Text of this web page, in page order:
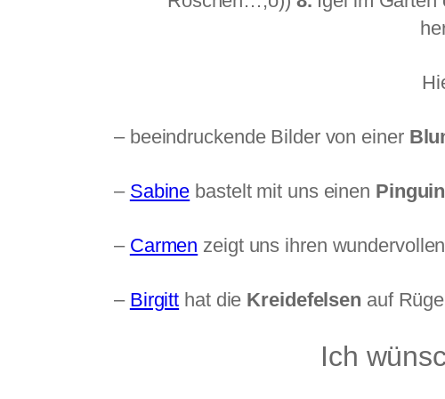
– beeindruckende Bilder von einer
– Sabine bastelt mit uns einen Pinguin
– Carmen zeigt uns ihren wundervollen
– Birgitt hat die Kreidefelsen auf
Ich